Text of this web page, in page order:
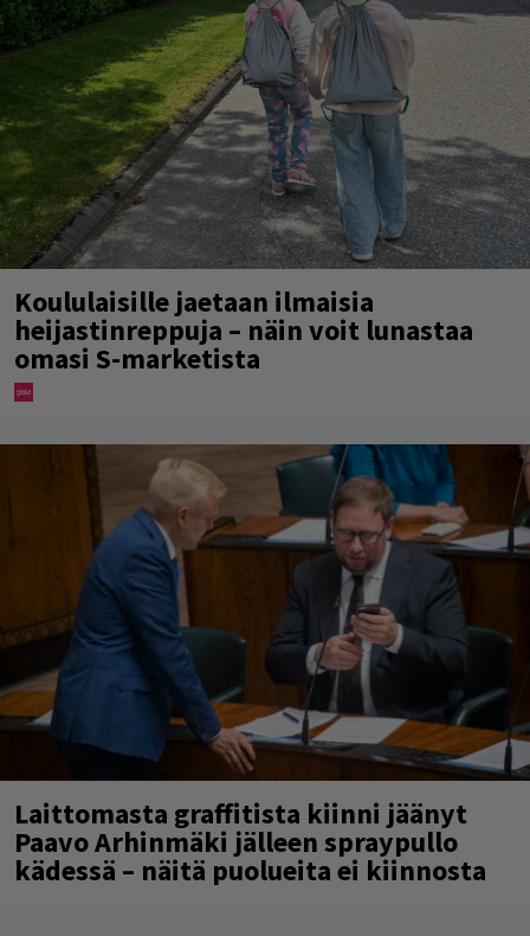
Koululaisille jaetaan ilmaisia
heijastinreppuja – näin voit lunastaa
omasi S-marketista
Laittomasta graffitista kiinni jäänyt
Paavo Arhinmäki jälleen spraypullo
kädessä – näitä puolueita ei kiinnosta